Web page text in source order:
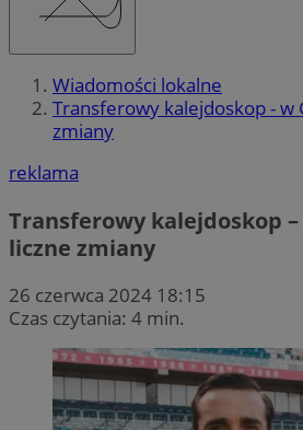
Wiadomości lokalne
Transferowy kalejdoskop - w
zmiany
reklama
Transferowy kalejdoskop
liczne zmiany
26 czerwca 2024 18:15
Czas czytania: 4 min.